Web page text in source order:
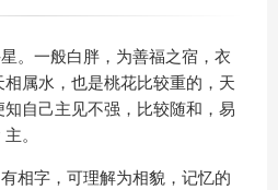
。一般白胖，为善福之宿，衣
属水，也是桃花比较重的，天
自己主见不强，比较随和，易
。
相字，可理解为相貌，记忆的